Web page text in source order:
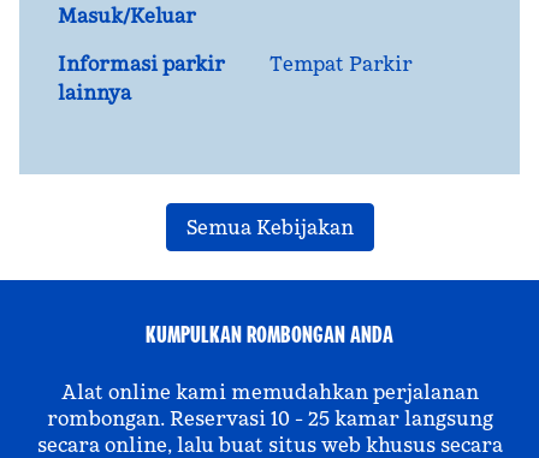
Masuk/Keluar
Informasi parkir
lainnya
Tempat Parkir
Semua Kebijakan
KUMPULKAN ROMBONGAN ANDA
Alat online kami memudahkan perjalanan
rombongan. Reservasi 10 - 25 kamar langsung
secara online, lalu buat situs web khusus secara